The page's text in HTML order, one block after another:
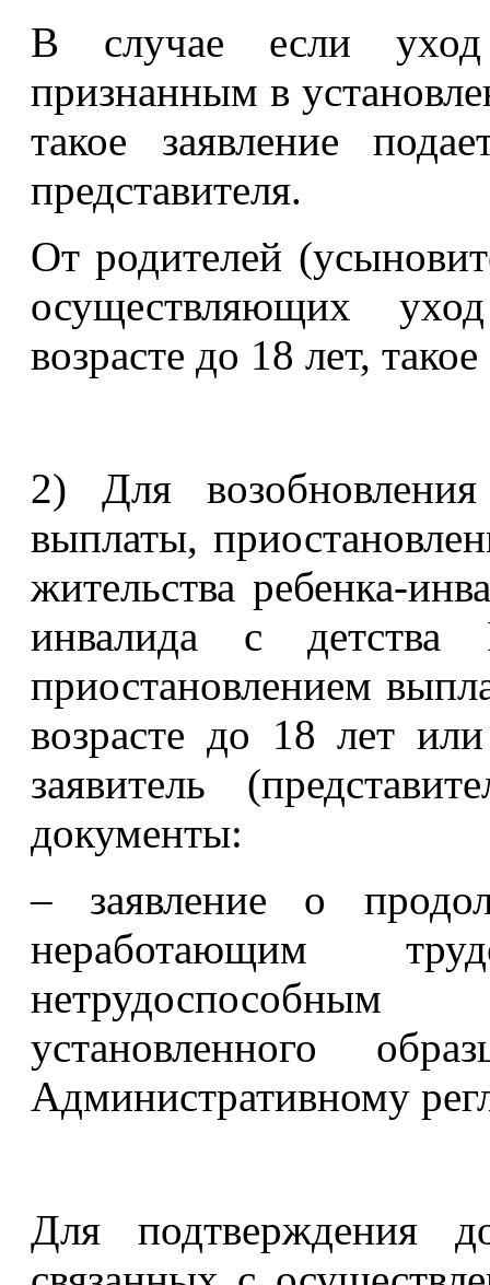
В случае если уход
признанным в
такое заявление
представителя.
От родителей
осуществляющих
возрасте до 18 лет,
2) Для
выплаты,
жительства ребенка-
инвалида с
приостановлением
возрасте до 18 лет
заявитель
документы:
– заявление о
неработающим
установленного
Административному
Для подтверждения